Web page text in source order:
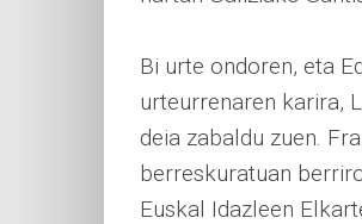
Bi urte ondoren, eta
urteurrenaren karira,
deia zabaldu zuen.
berreskuratuan
Euskal Idazleen